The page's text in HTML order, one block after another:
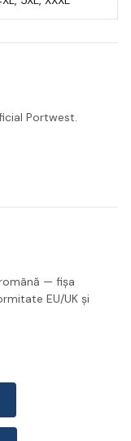
Portwest.
— fișa
EU/UK și